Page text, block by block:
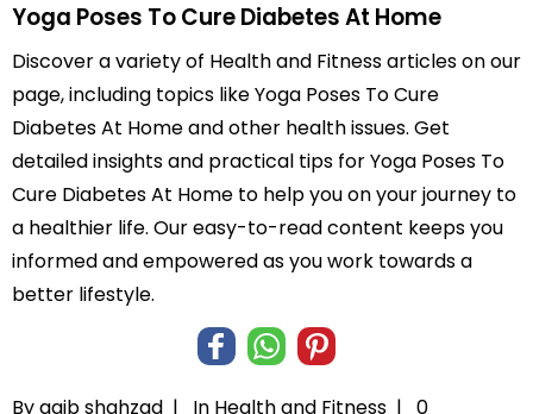
Yoga Poses To Cure Diabetes At Home
Discover a variety of Health and Fitness articles on our
page, including topics like Yoga Poses To Cure
Diabetes At Home and other health issues. Get
detailed insights and practical tips for Yoga Poses To
Cure Diabetes At Home to help you on your journey to
a healthier life. Our easy-to-read content keeps you
informed and empowered as you work towards a
better lifestyle.
By aqib shahzad | In Health and Fitness | 0